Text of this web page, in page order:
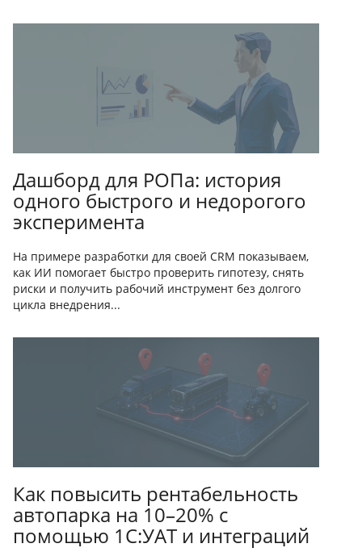
Дашборд для РОПа: история
одного быстрого и недорогого
эксперимента
На примере разработки для своей CRM показываем,
как ИИ помогает быстро проверить гипотезу, снять
риски и получить рабочий инструмент без долгого
цикла внедрения...
Как повысить рентабельность
автопарка на 10–20% с
помощью 1С:УАТ и интеграций